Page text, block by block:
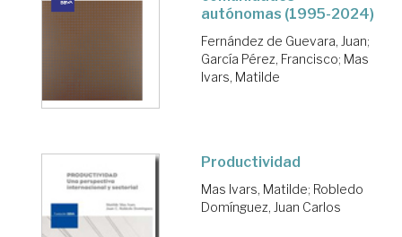
autónomas (1995-2024)
Fernández de Guevara, Juan;
García Pérez, Francisco; Mas
Ivars, Matilde
Productividad
Mas Ivars, Matilde; Robledo
Domínguez, Juan Carlos